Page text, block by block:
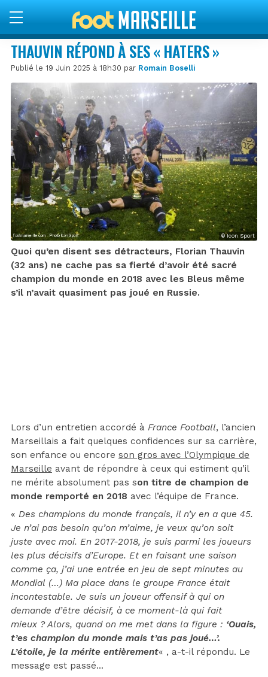
THAUVIN RÉPOND À SES « HATERS »
Publié le 19 Juin 2025 à 18h30 par Romain Boselli
© Icon Sport
Quoi qu’en disent ses détracteurs, Florian Thauvin
(32 ans) ne cache pas sa fierté d’avoir été sacré
champion du monde en 2018 avec les Bleus même
s’il n’avait quasiment pas joué en Russie.
Lors d’un entretien accordé à France Football, l’ancien
Marseillais a fait quelques confidences sur sa carrière,
son enfance ou encore son gros avec l’Olympique de
Marseille avant de répondre à ceux qui estiment qu’il
ne mérite absolument pas son titre de champion de
monde remporté en 2018 avec l’équipe de France.
« Des champions du monde français, il n’y en a que 45.
Je n’ai pas besoin qu’on m’aime, je veux qu’on soit
juste avec moi. En 2017-2018, je suis parmi les joueurs
les plus décisifs d’Europe. Et en faisant une saison
comme ça, j’ai une entrée en jeu de sept minutes au
Mondial (…) Ma place dans le groupe France était
incontestable. Je suis un joueur offensif à qui on
demande d’être décisif, à ce moment-là qui fait
mieux ? Alors, quand on me met dans la figure : ‘Ouais,
t’es champion du monde mais t’as pas joué…’.
L’étoile, je la mérite entièrement« , a-t-il répondu. Le
message est passé…